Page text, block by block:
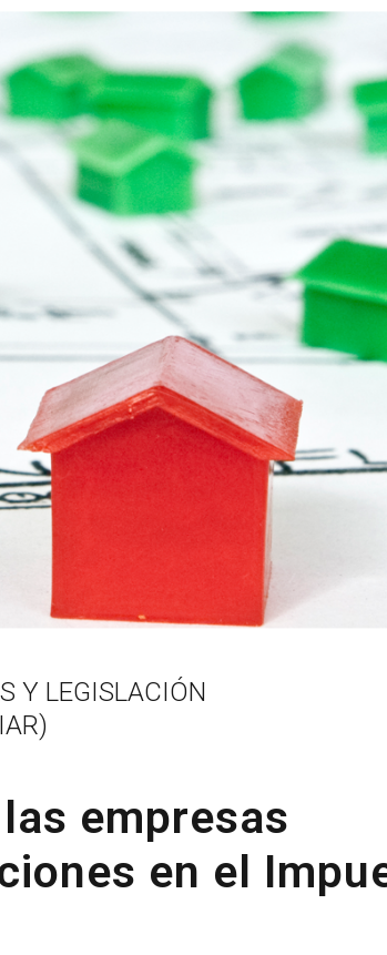
Y LEGISLACIÓN
empresas
en el